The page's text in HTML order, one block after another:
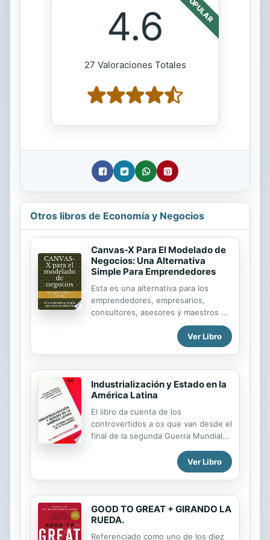
POPULAR
4.6
27 Valoraciones Totales
Otros libros de Economía y Negocios
Canvas-X Para El Modelado de
Negocios: Una Alternativa
Simple Para Emprendedores
Esta es una alternativa para los
emprendedores, empresarios,
consultores, asesores y maestros de
negocios que usan actualmente el
modelo CANVAS clásico y necesitan
reflejar más información en poco
se dividen en 12 cuadros o partes en
donde cada una representa un
aspecto del negocio o idea de
negocio del emprendedor o
empresario. Cualquier persona
puede usar este modelo
libro y autor sin problemas.
Ver Libro
Industrialización y Estado en la
América Latina
El libro da cuenta de los
controvertidos a os que van desde el
final de la segunda Guerra Mundial
totalidad de Am rica Latina se
presenta una discontinuidad en el
Ver Libro
GOOD TO GREAT + GIRANDO LA
RUEDA.
Referenciado como uno de los diez